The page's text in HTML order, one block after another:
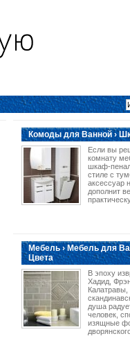
Комоды для Ванной ›
Если вы
комнату
шкаф-
стиле с
аксессуар
дополнит
Мебель › Мебель для
Цвета
В эпоху
Хадид,
Калатравы,
душа
человек,
изящные